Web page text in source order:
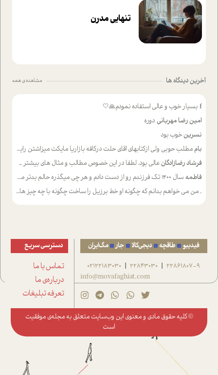
تنهایی مدرن
آخرین دیدگاه ها مشاهده ی همه
f بسیار خوب و عالی استفاده نمودم🙏🤍
امین رضا مهربانی دوره
نسرینخوب بود
بام مطلب حوبی ولی ازکتابهای اقای حلت درکافه بازاریا مایکت میزاشتن رایگان خوب بود ولی هرکدام خلاصه شده ش تومجله از طریق سایت هم خوبه اینکه درزیر اخرصفحه گذاشته شده خب ادم خبره میره نصب میکنه میخونه ولی هرکسی گوشیش ظرفیتش نداره باتشکر
فرشاد رضازادگان عالی بود. لطفا در این خصوص مطالب و مثال های بیشتر ی ارایه دهید
فاطمه سال ۱۴۰۰ تک فرزندم رو از دست دادم و هر چی میگذره حالم بدتر میشه و دلتنگتر تنایی رو ترجیح دادم و معاشرت برام سخت شده
. من می خواهم بدانم که چگونه او خط برزیل را ساخت چگونه با چه چیز هایی
فیدیبو طاقچه دیجی‌کالا جار مگ‌ایران
22861807-9
|
22843030
|
02122183030
info@movafaghiat.com
دسترسی سریع
تماس با ما
درباره‌ی ما
تعرفه تبلیغات
© کلیه حقوق مادی و معنوی این وب‌سایت متعلق به مجله‌ی موفقیت
است